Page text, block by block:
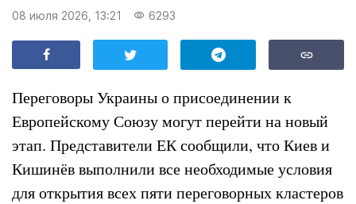
08 июля 2026, 13:21 6293
Переговоры Украины о присоединении к
Европейскому Союзу могут перейти на новый
этап. Представители ЕК сообщили, что Киев и
Кишинёв выполнили все необходимые условия
для открытия всех пяти переговорных кластеров